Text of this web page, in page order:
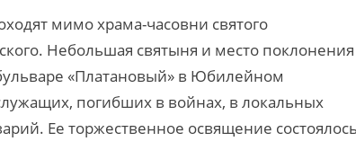
мимо храма-часовни святого
Небольшая святыня и место поклонения
«Платановый» в Юбилейном
погибших в войнах, в локальных
Ее торжественное освящение